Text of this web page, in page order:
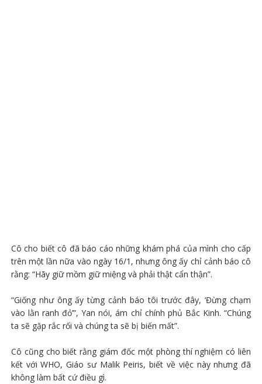
Cô cho biết cô đã báo cáo những khám phá của mình cho cấp
trên một lần nữa vào ngày 16/1, nhưng ông ấy chỉ cảnh báo cô
rằng: “Hãy giữ mồm giữ miệng và phải thật cẩn thận”.
“Giống như ông ấy từng cảnh báo tôi trước đây, ‘Đừng chạm
vào lằn ranh đỏ’”, Yan nói, ám chỉ chính phủ Bắc Kinh. “Chúng
ta sẽ gặp rắc rối và chúng ta sẽ bị biến mất”.
Cô cũng cho biết rằng giám đốc một phòng thí nghiệm có liên
kết với WHO, Giáo sư Malik Peiris, biết về việc này nhưng đã
không làm bất cứ điều gì.